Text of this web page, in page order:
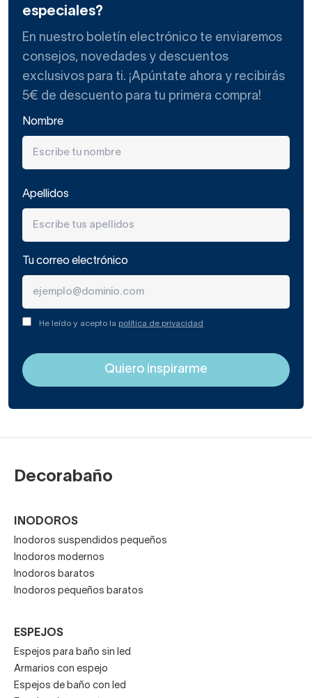
especiales?
En nuestro boletín electrónico te enviaremos
consejos, novedades y descuentos
exclusivos para ti. ¡Apúntate ahora y recibirás
5€ de descuento para tu primera compra!
Nombre
Apellidos
Tu correo electrónico
He leído y acepto la política de privacidad
Decorabaño
INODOROS
Inodoros suspendidos pequeños
Inodoros modernos
Inodoros baratos
Inodoros pequeños baratos
ESPEJOS
Espejos para baño sin led
Armarios con espejo
Espejos de baño con led